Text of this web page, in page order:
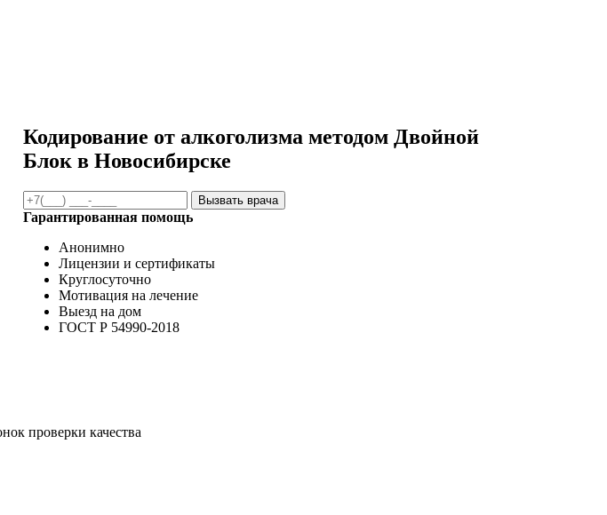
Кодирование от алкоголизма методом Двойной
Блок в Новосибирске
Вызвать врача
Гарантированная помощь
Анонимно
Лицензии и сертификаты
Круглосуточно
Мотивация на лечение
Выезд на дом
ГОСТ Р 54990-2018
проверки качества